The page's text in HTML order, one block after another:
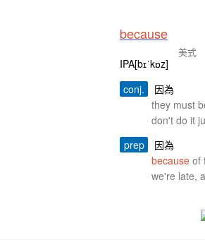
because
IPA[bɪˈkɒz]
美式
conj.
因為
they must
don't do it
prep
因為
because of
we're late,